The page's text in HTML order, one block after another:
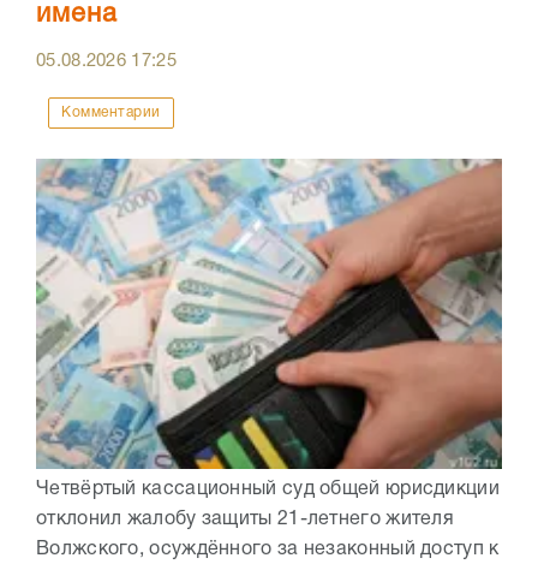
имена
05.08.2026 17:25
Комментарии
Четвёртый кассационный суд общей юрисдикции
отклонил жалобу защиты 21-летнего жителя
Волжского, осуждённого за незаконный доступ к